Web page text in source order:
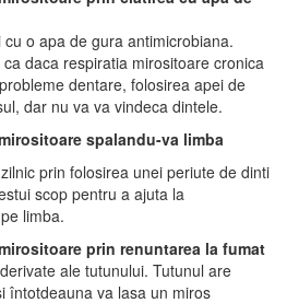
o apa de gura antimicrobiana.
daca respiratia mirositoare cronica
dentare, folosirea apei de
dar nu va va vindeca dintele.
spalandu-va limba
prin folosirea unei periute de dinti
scop pentru a ajuta la
limba.
prin renuntarea la fumat
ale tutunului. Tutunul are
întotdeauna va lasa un miros